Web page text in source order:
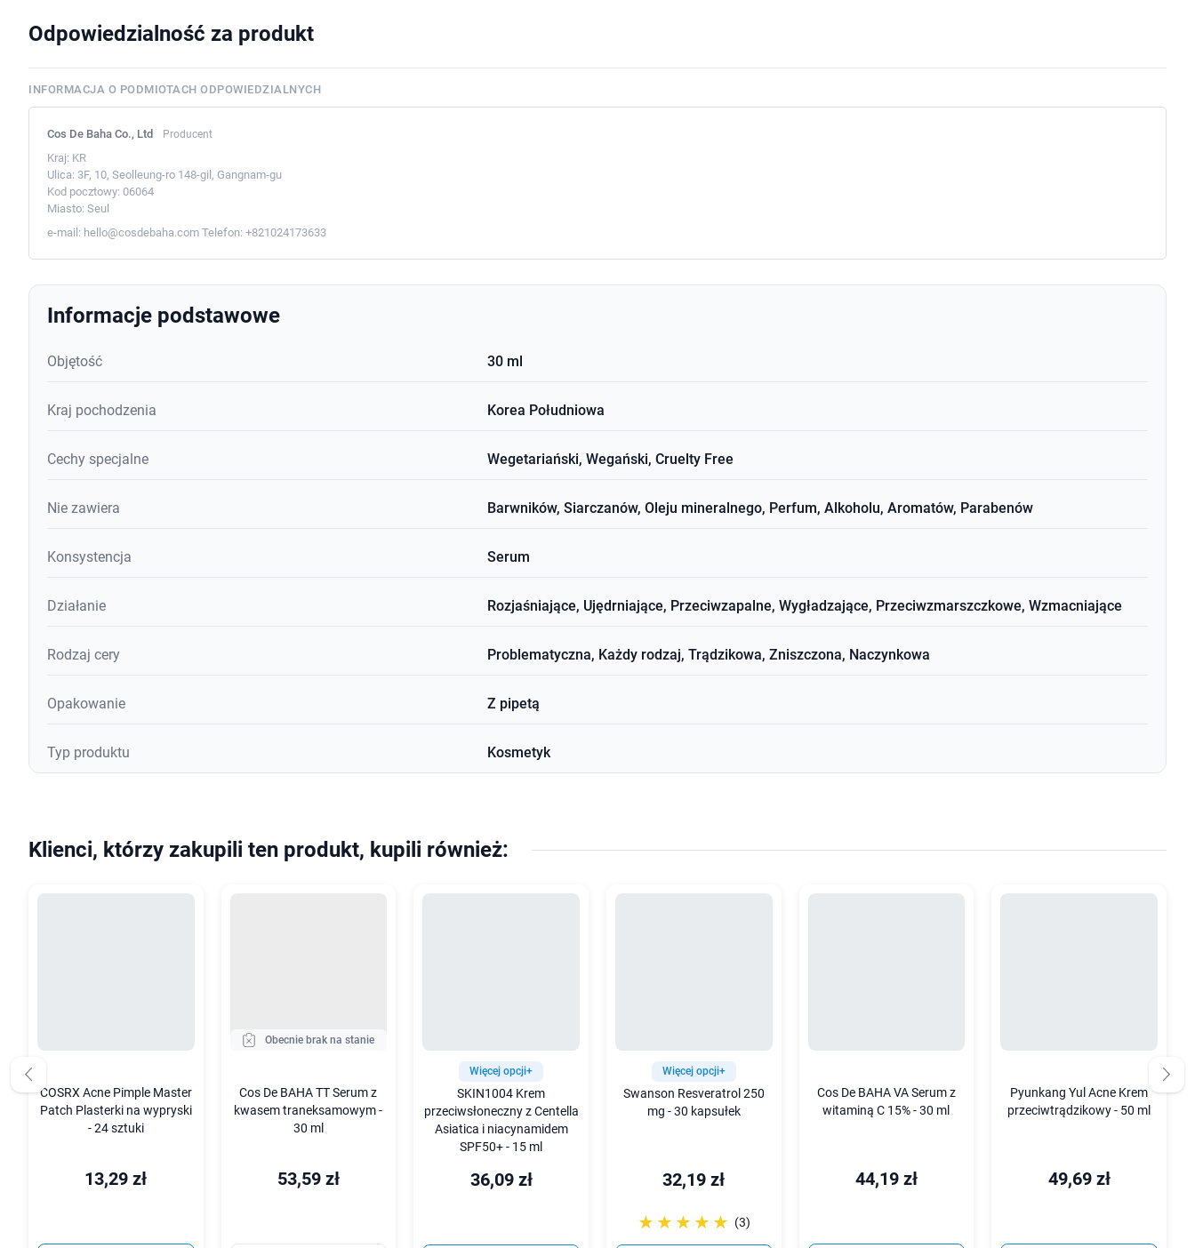
Odpowiedzialność za produkt
INFORMACJA O PODMIOTACH ODPOWIEDZIALNYCH
Cos De Baha Co., Ltd Producent
Kraj: KR
Ulica: 3F, 10, Seolleung-ro 148-gil, Gangnam-gu
Kod pocztowy: 06064
Miasto: Seul
e-mail: hello@cosdebaha.com Telefon: +821024173633
Informacje podstawowe
Objętość 30 ml
Kraj pochodzenia Korea Południowa
Cechy specjalne Wegetariański, Wegański, Cruelty Free
Nie zawiera Barwników, Siarczanów, Oleju mineralnego, Perfum, Alkoholu, Aromatów, Parabenów
Konsystencja Serum
Działanie Rozjaśniające, Ujędrniające, Przeciwzapalne, Wygładzające, Przeciwzmarszczkowe, Wzmacniające
Rodzaj cery Problematyczna, Każdy rodzaj, Trądzikowa, Zniszczona, Naczynkowa
Opakowanie Z pipetą
Typ produktu Kosmetyk
Klienci, którzy zakupili ten produkt, kupili również:
COSRX Acne Pimple Master
Patch Plasterki na wypryski
- 24 sztuki
13,29 zł
Obecnie brak na stanie
Cos De BAHA TT Serum z
kwasem traneksamowym -
30 ml
53,59 zł
Więcej opcji+
SKIN1004 Krem
przeciwsłoneczny z Centella
Asiatica i niacynamidem
SPF50+ - 15 ml
36,09 zł
Więcej opcji+
Swanson Resveratrol 250
mg - 30 kapsułek
32,19 zł
☆☆☆☆☆
★★★★★ (3)
Cos De BAHA VA Serum z
witaminą C 15% - 30 ml
44,19 zł
Pyunkang Yul Acne Krem
przeciwtrądzikowy - 50 ml
49,69 zł